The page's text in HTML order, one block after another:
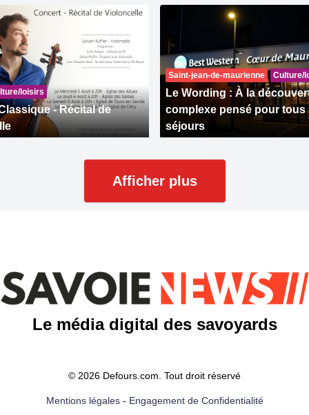
loisirs
- Récital de
Saint-jean-de-maurienne Culture/
Le Wording : À la
complexe pensé pour tous
séjours
Afficher plus
Le média digital des savoyards
© 2026 Defours.com. Tout droit réservé
Mentions légales- Engagement de Confidentialité